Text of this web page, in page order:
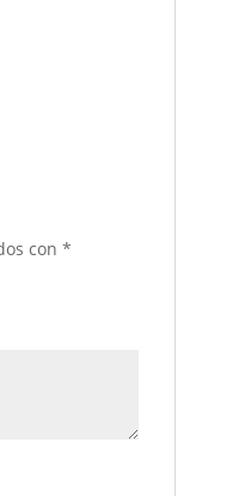
con*